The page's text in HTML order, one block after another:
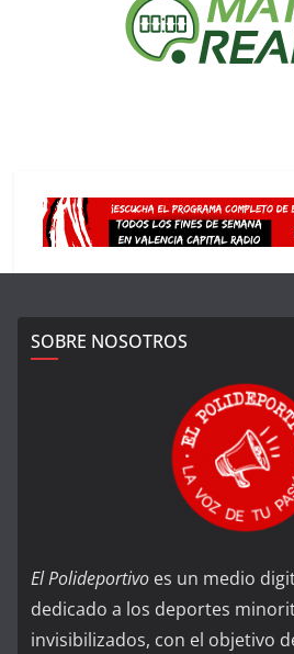
SOBRE NOSOTROS
El Polideportivo es un medio
dedicado a los deportes
invisibilizados, con el objetivo